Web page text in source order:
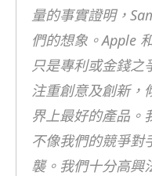
量的事實證明，
們的想象。Apple
只是專利或金錢之
注重創意及創新，
界上最好的產品。
不像我們的競爭對
襲。我們十分高興